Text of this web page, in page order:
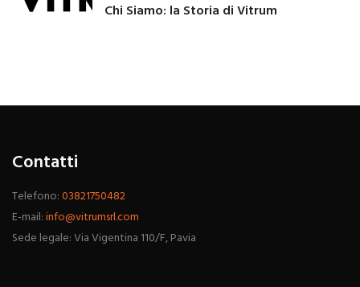
Chi Siamo: la Storia di Vitrum
Contatti
Telefono:03821750482
E-mail:info@vitrumsrl.com
Sede legale: Via Vigentina 110/F, Pavia